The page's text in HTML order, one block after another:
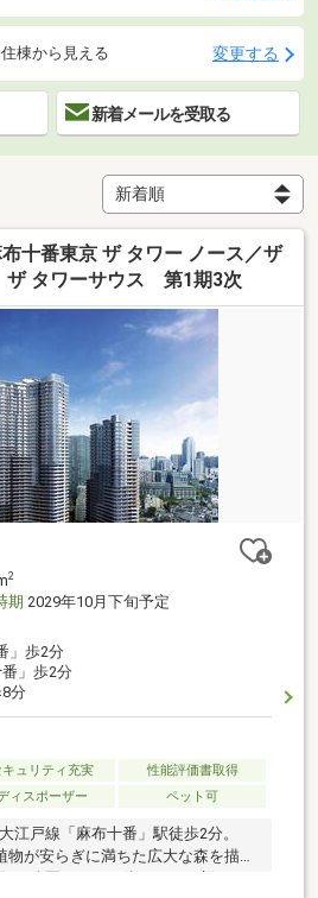
棟から見える 変更する
新着メールを受取る
十番東京 ザ タワー ノース／ザ
タワーサウス 第1期3次
2
期 2029年10月下旬予定
」歩2分
」歩2分
分
キュリティ充実
性能評価書取得
ィスポーザー ペット可
江戸線「麻布十番」駅徒歩2分。
物が安らぎに満ちた広大な森を描